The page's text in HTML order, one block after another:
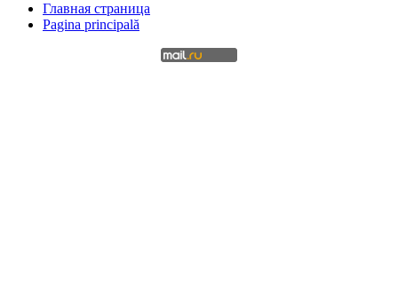
Главная страница
Pagina principală